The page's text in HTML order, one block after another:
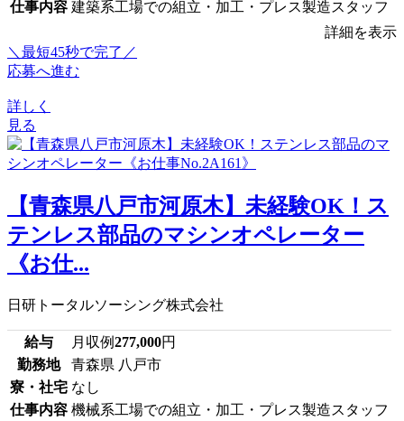
仕事内容 建築系工場での組立・加工・プレス製造スタッフ
詳細を表示
＼最短45秒で完了／
応募へ進む
詳しく
見る
【青森県八戸市河原木】未経験OK！ス
テンレス部品のマシンオペレーター
《お仕...
日研トータルソーシング株式会社
給与 月収例277,000円
勤務地
青森県 八戸市
寮・社宅 なし
仕事内容 機械系工場での組立・加工・プレス製造スタッフ